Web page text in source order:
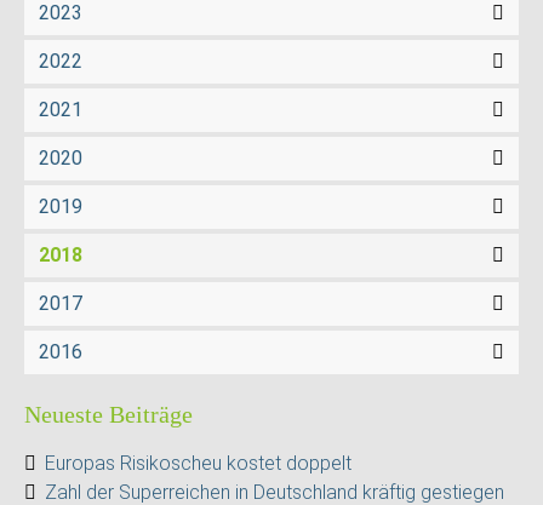
2023
2022
2021
2020
2019
2018
2017
2016
Neueste Beiträge
Europas Risikoscheu kostet doppelt
Zahl der Superreichen in Deutschland kräftig gestiegen